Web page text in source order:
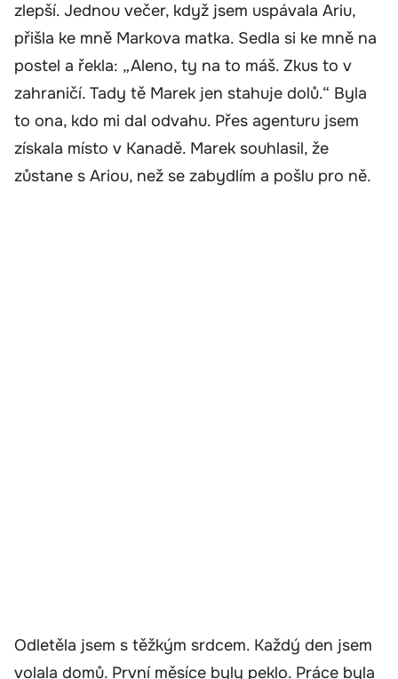
zlepší. Jednou večer, když jsem uspávala Ariu,
přišla ke mně Markova matka. Sedla si ke mně na
postel a řekla: „Aleno, ty na to máš. Zkus to v
zahraničí. Tady tě Marek jen stahuje dolů.“ Byla
to ona, kdo mi dal odvahu. Přes agenturu jsem
získala místo v Kanadě. Marek souhlasil, že
zůstane s Ariou, než se zabydlím a pošlu pro ně.
Odletěla jsem s těžkým srdcem. Každý den jsem
volala domů. První měsíce byly peklo. Práce byla